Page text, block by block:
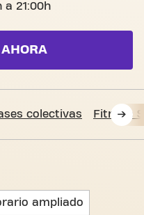
a 21:00h
colectivas Fitness
ampliado